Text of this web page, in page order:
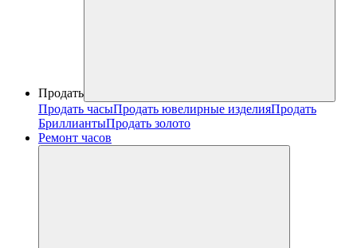
Продать
Продать часыПродать ювелирные изделияПродать
БриллиантыПродать золото
Ремонт часов